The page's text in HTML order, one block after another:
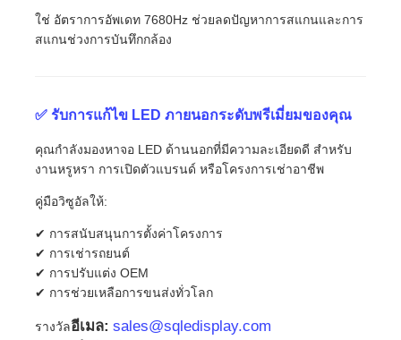
ใช่ อัตราการอัพเดท 7680Hz ช่วยลดปัญหาการสแกนและการ
สแกนช่วงการบันทึกกล้อง
✅ รับการแก้ไข LED ภายนอกระดับพรีเมี่ยมของคุณ
คุณกําลังมองหาจอ LED ด้านนอกที่มีความละเอียดดี สําหรับ
งานหรูหรา การเปิดตัวแบรนด์ หรือโครงการเช่าอาชีพ
คู่มือวิซูอัลให้:
✔ การสนับสนุนการตั้งค่าโครงการ
✔ การเช่ารถยนต์
✔ การปรับแต่ง OEM
✔ การช่วยเหลือการขนส่งทั่วโลก
รางวัลอีเมล: sales@sqledisplay.com